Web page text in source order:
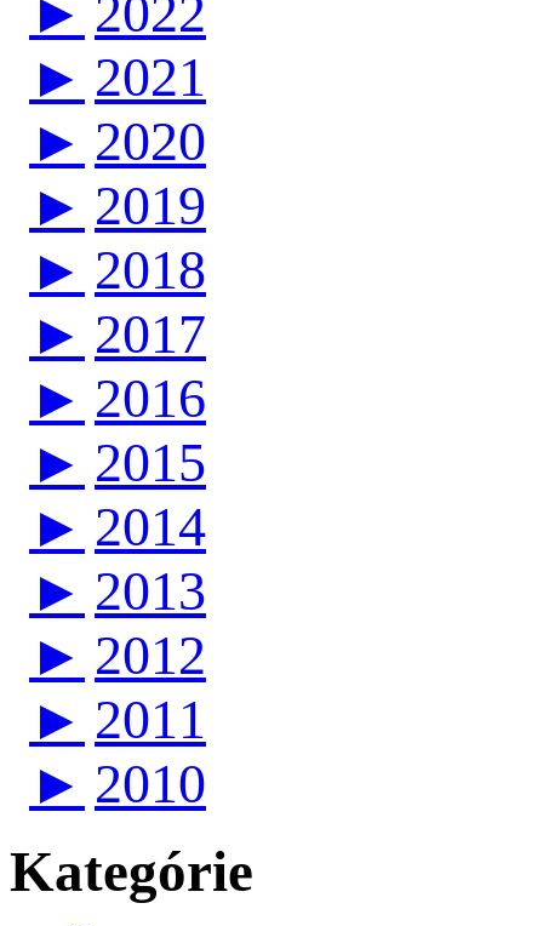
► 2022
► 2021
► 2020
► 2019
► 2018
► 2017
► 2016
► 2015
► 2014
► 2013
► 2012
► 2011
► 2010
Kategórie